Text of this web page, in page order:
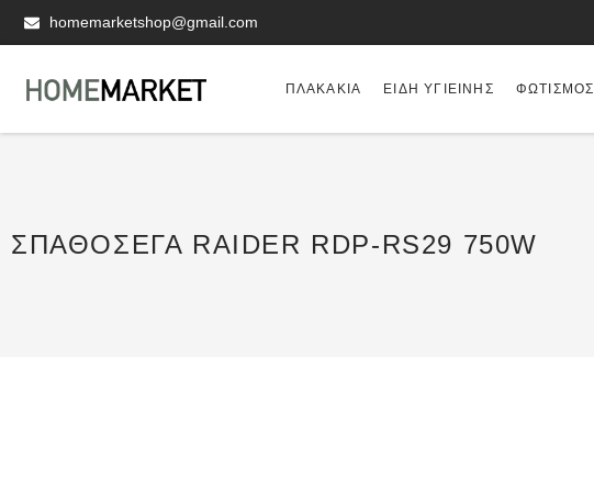
homemarketshop@gmail.com
ΠΛΑΚΆΚΙΑ ΕΊΔΗ ΥΓΙΕΙΝΗΣ ΦΩΤΙΣΜΌΣ
ΣΠΑΘΟΣΈΓΑ RAIDER RDP-RS29 750W